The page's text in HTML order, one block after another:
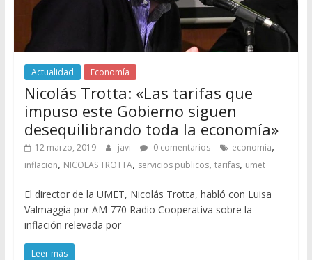
Actualidad Economía
Nicolás Trotta: «Las tarifas que
impuso este Gobierno siguen
desequilibrando toda la economía»
12 marzo, 2019 javi 0 comentarios economia,
inflacion, NICOLAS TROTTA, servicios publicos, tarifas, umet
El director de la UMET, Nicolás Trotta, habló con Luisa
Valmaggia por AM 770 Radio Cooperativa sobre la
inflación relevada por
Leer más